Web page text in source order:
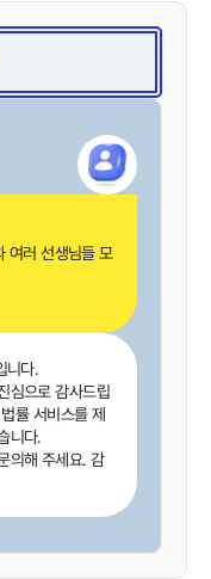
여러 선생님들 모
니다.
심으로 감사드립
률 서비스를 제
니다.
의해 주세요. 감